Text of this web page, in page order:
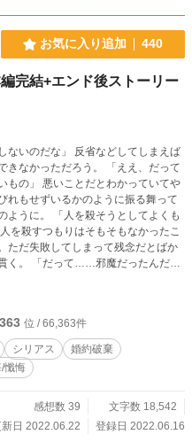
体と声を取り戻しても変わることは
ごめんなさい｣ 今日も私は自由な身体を死へと追いやる。
お気に入り追加 440
完結+エンド後ストーリー
反省などしてしまえば
ただろう。 「ええ、だって
かっていてや
れもせずいるかのように振る舞って
うとしてよくも
ただ失敗してしまって残念だとばか
たんだも
で偽りの微笑みで悪の華となろう。
りになったなら、私はようやく悪の
に。 ※連載中にしてます
。
位 / 66,363件
シリアス
婚約破棄
懺悔
感想数 39
文字数 18,542
日 2022.06.22
登録日 2022.06.16